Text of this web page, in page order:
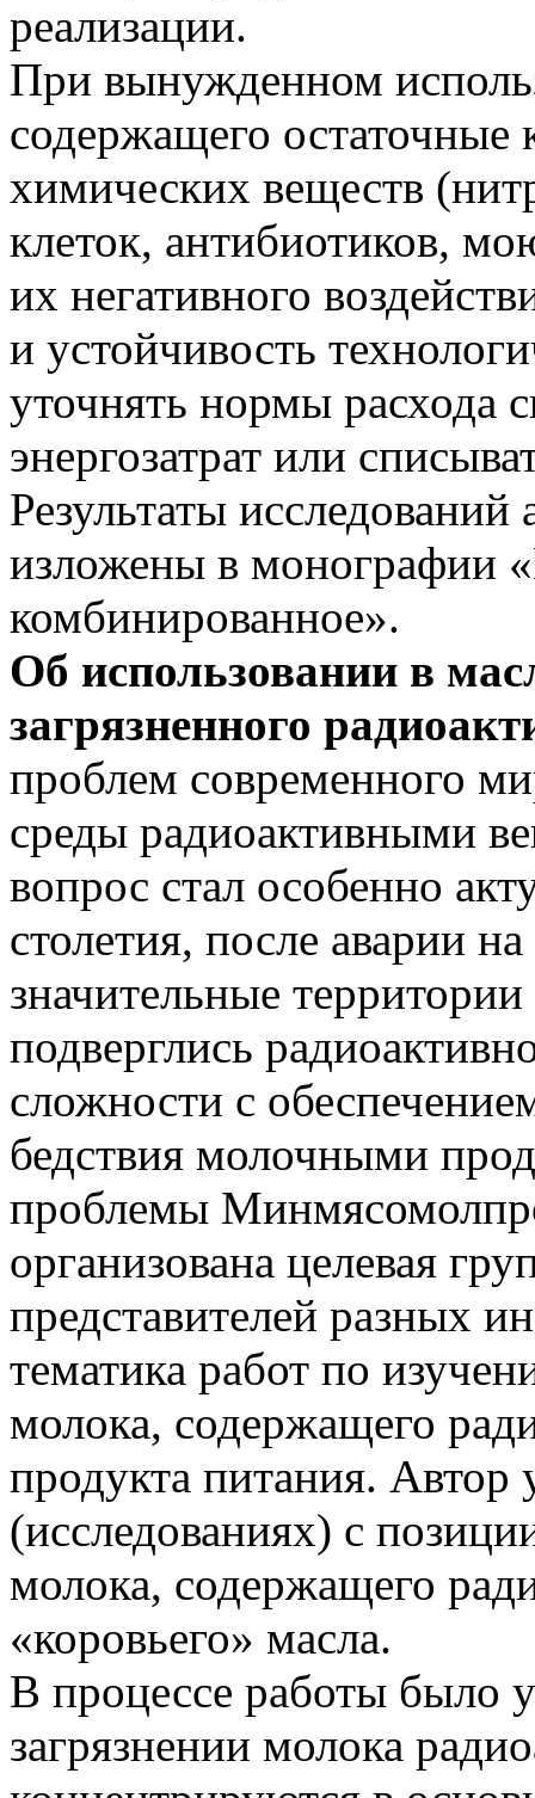
реализации.
При вынужденном
содержащего остаточные
химических веществ
клеток, антибиотиков,
их негативного
и устойчивость
уточнять нормы расхода
энергозатрат или
Результаты
изложены в монографии
комбинированное».
Об использовании в
загрязненного
проблем современного
среды радиоактивными
вопрос стал особенно
столетия, после аварии
значительные
подверглись
сложности с
бедствия молочными
проблемы
организована целевая
представителей разных
тематика работ по
молока, содержащего
продукта питания. Автор
(исследованиях) с
молока, содержащего
«коровьего» масла.
В процессе работы было
загрязнении молока